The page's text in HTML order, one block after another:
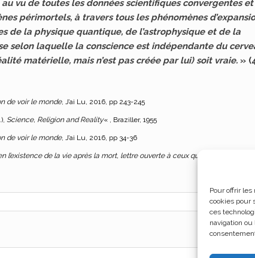
Pour offrir
cookies pour
ces
navigation
au vu de toutes les données scientifiques convergentes et
périmortels, à travers tous les phénomènes
de la physique quantique, de l’astrophysique et de la
selon laquelle la conscience est indépendante du
matérielle, mais n’est pas créée par lui) soit vraie. »
de voir le monde, J’ai Lu, 2016, pp 243-245
Science, Religion and Reality« , Braziller, 1955
de voir le monde, J’ai Lu, 2016, pp 34-36
l’existence de la vie après la mort, lettre ouverte à ceux qui doutent encore